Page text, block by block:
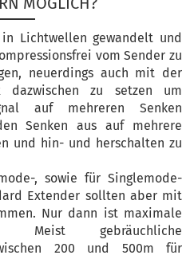
Lichtwellen gewandelt und
vom Sender zu
neuerdings auch mit der
dazwischen zu setzen um
auf mehreren Senken
Senken aus auf mehrere
und hin- und herschalten zu
, sowie für Singlemode-
Extender sollten aber mit
Nur dann ist maximale
Meist gebräuchliche
200 und 500m für